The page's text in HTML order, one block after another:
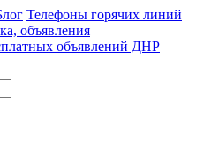
Телефоны горячих линий
объявления